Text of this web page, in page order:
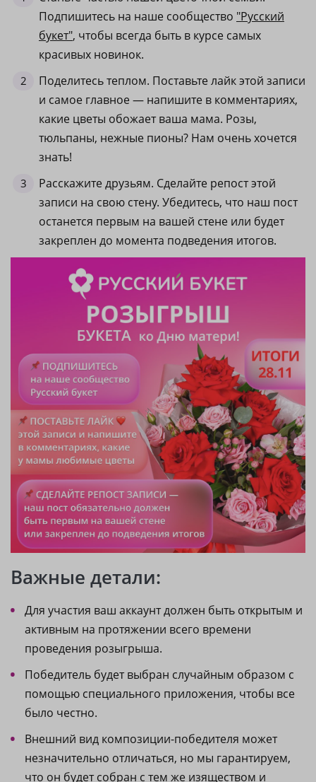
Подпишитесь на наше сообщество "Русский
букет", чтобы всегда быть в курсе самых
красивых новинок.
Поделитесь теплом. Поставьте лайк этой записи
и самое главное — напишите в комментариях,
какие цветы обожает ваша мама. Розы,
тюльпаны, нежные пионы? Нам очень хочется
знать!
Расскажите друзьям. Сделайте репост этой
записи на свою стену. Убедитесь, что наш пост
останется первым на вашей стене или будет
закреплен до момента подведения итогов.
Важные детали:
Для участия ваш аккаунт должен быть открытым и
активным на протяжении всего времени
проведения розыгрыша.
Победитель будет выбран случайным образом с
помощью специального приложения, чтобы все
было честно.
Внешний вид композиции-победителя может
незначительно отличаться, но мы гарантируем,
что он будет собран с тем же изяществом и